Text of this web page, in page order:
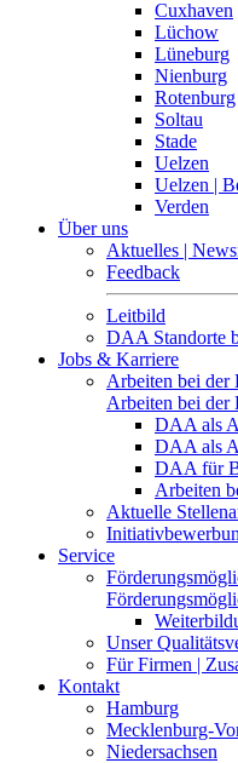
Cuxhaven
Lüchow
Lüneburg
Nienburg
Rotenburg
Soltau
Stade
Uelzen
Uelzen |
Verden
Über uns
Aktuelles |
Feedback
Leitbild
DAA Standorte
Jobs & Karriere
Arbeiten bei
Arbeiten bei
DAA als
DAA als
DAA für
Arbeiten
Aktuelle
Service
Unser
Für Firmen |
Kontakt
Hamburg
Mecklenburg-
Niedersachsen